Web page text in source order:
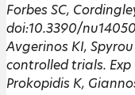
Forbes SC,
doi:10.3390/
Avgerinos KI,
controlled trials. Exp
Prokopidis K,